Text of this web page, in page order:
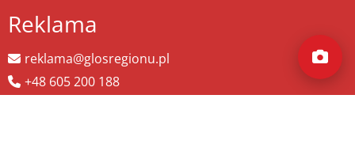
Reklama
reklama@glosregionu.pl
+48 605 200 188